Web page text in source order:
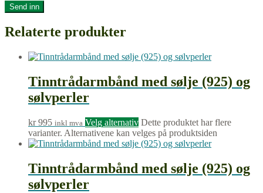
Relaterte produkter
Tinntrådarmbånd med sølje (925) og
sølvperler
kr995 inkl mva Velg alternativ Dette produktet har flere
varianter. Alternativene kan velges på produktsiden
Tinntrådarmbånd med sølje (925) og
sølvperler